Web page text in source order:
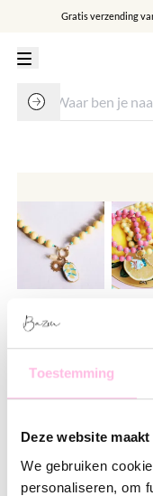
Toestemming
Deze website
We gebruiken
personaliseren, om
Gratis verzending
Kralen
geel/mint
Lichtroze Lila